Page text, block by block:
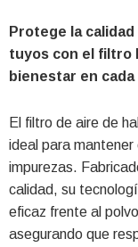
Protege la
tuyos con el filtro
bienestar en
El filtro de aire de
ideal para mantener
impurezas.
calidad, su
eficaz frente al
asegurando que